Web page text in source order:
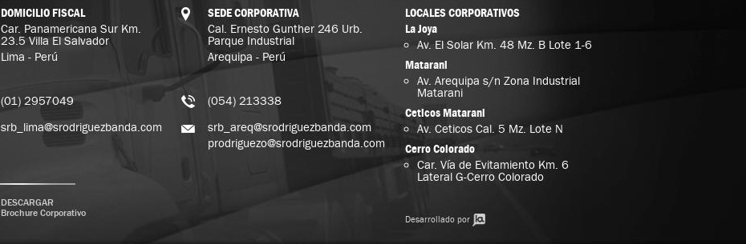
DOMICILIO FISCAL
Car. Panamericana Sur Km.
23.5 Villa El Salvador
Lima - Perú
SEDE CORPORATIVA
Cal. Ernesto Gunther 246 Urb.
Parque Industrial
Arequipa - Perú
LOCALES CORPORATIVOS
La Joya
Av. El Solar Km. 48 Mz. B Lote 1-6
Matarani
Av. Arequipa s/n Zona Industrial
Matarani
Ceticos Matarani
Av. Ceticos Cal. 5 Mz. Lote N
Cerro Colorado
Car. Vía de Evitamiento Km. 6
Lateral G-Cerro Colorado
(01) 2957049
(054) 213338
srb_lima@srodriguezbanda.com
srb_areq@srodriguezbanda.com
prodriguezo@srodriguezbanda.com
DESCARGAR
Brochure Corporativo
Desarrollado por